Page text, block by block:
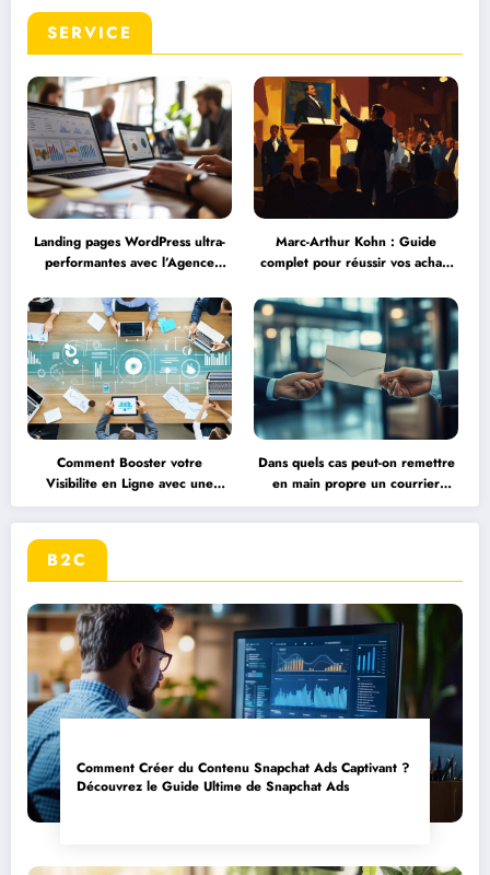
SERVICE
Landing pages WordPress ultra-
performantes avec l’Agence
Web à Macornay
Marc-Arthur Kohn : Guide
complet pour réussir vos achats
pièges
Comment Booster votre
Visibilite en Ligne avec une
Strategie de Communication
Digitale
Dans quels cas peut-on remettre
en main propre un courrier
important : focus sur les
documents RH
B2C
Comment Créer du Contenu Snapchat Ads Captivant ?
Découvrez le Guide Ultime de Snapchat Ads